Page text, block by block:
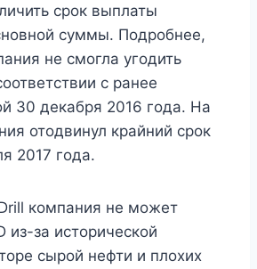
срок выплаты
суммы. Подробнее,
не смогла угодить
с ранее
30 декабря 2016 года. На
отодвинул крайний срок
2017 года.
компания не может
из-за исторической
сырой нефти и плохих